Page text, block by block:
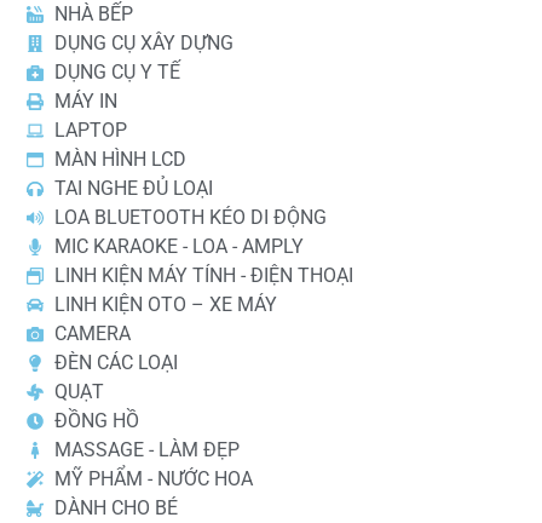
NHÀ BẾP
DỤNG CỤ XÂY DỰNG
DỤNG CỤ Y TẾ
MÁY IN
LAPTOP
MÀN HÌNH LCD
TAI NGHE ĐỦ LOẠI
LOA BLUETOOTH KÉO DI ĐỘNG
MIC KARAOKE - LOA - AMPLY
LINH KIỆN MÁY TÍNH - ĐIỆN THOẠI
LINH KIỆN OTO – XE MÁY
CAMERA
ĐÈN CÁC LOẠI
QUẠT
ĐỒNG HỒ
MASSAGE - LÀM ĐẸP
MỸ PHẨM - NƯỚC HOA
DÀNH CHO BÉ